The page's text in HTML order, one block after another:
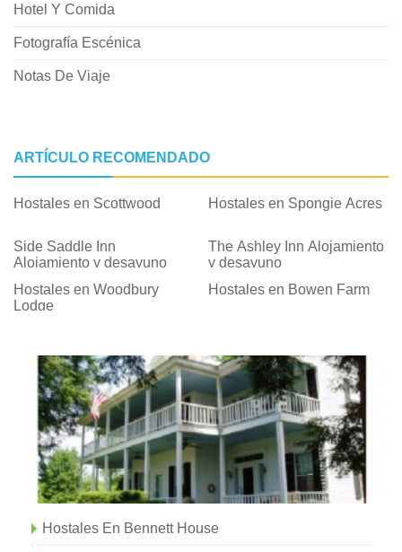
Hotel Y Comida
Fotografía Escénica
Notas De Viaje
ARTÍCULO RECOMENDADO
Hostales en Scottwood Hostales en Spongie Acres
Side Saddle Inn
Alojamiento y desayuno
The Ashley Inn Alojamiento
y desayuno
Hostales en Woodbury
Lodge
Hostales en Bowen Farm
Hostales En Bennett House